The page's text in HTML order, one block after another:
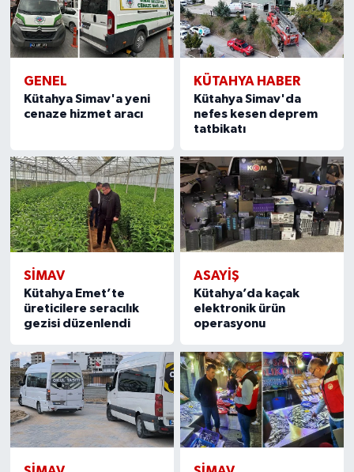
GENEL
Kütahya Simav'a yeni
cenaze hizmet aracı
KÜTAHYA HABER
Kütahya Simav'da
nefes kesen deprem
tatbikatı
SIMAV
Kütahya Emet’te
üreticilere seracılık
gezisi düzenlendi
ASAYIŞ
Kütahya’da kaçak
elektronik ürün
operasyonu